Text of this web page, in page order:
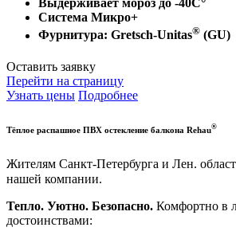
Выдерживает мороз до -40С°
Система Микро+
Фурнитура: Gretsch-Unitas® (GU)
Оставить заявку
Перейти на страницу
Узнать цены Подробнее
Тёплое распашное ПВХ остекление балкона Rehau®
Жителям Санкт-Петербурга и Лен.
нашей компании.
Тепло. Уютно. Безопасно. Комфортно в
достоинствами: